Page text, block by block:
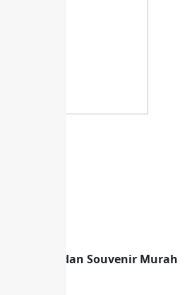
Seminar dan Souvenir Murah